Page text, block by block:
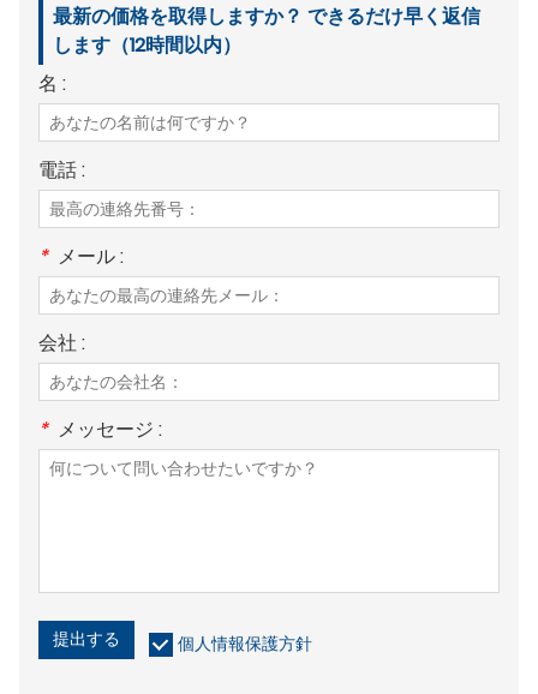
最新の価格を取得しますか？ できるだけ早く返信
します（12時間以内）
名 :
電話 :
* メール :
会社 :
* メッセージ :
提出する 個人情報保護方針